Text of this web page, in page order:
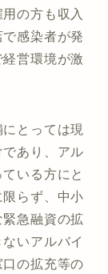
の方も収入
感染者が発
営環境が激
とっては現
あり、アル
いる方にと
らず、中小
急融資の拡
いアルバイ
口の拡充等の